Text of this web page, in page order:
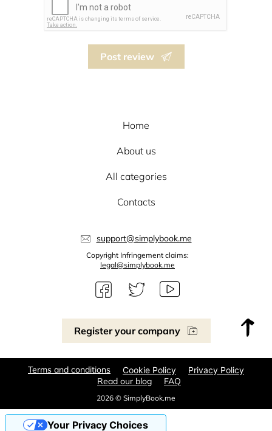
Post review
Register your company
Home
About us
All categories
Contacts
support@simplybook.me
Copyright Infringement claims:
legal@simplybook.me
2026 © SimplyBook.me
Terms and conditions Cookie Policy Privacy Policy
Read our blog FAQ
Your Privacy Choices